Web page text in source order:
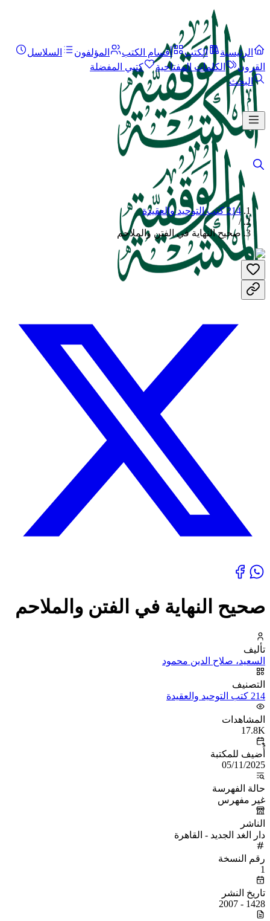
الرئيسية الكتب أقسام الكتب المؤلفون
السلاسل
القرون
الكلمات المفتاحية
كتبي المفضلة
البحث
214 كتب التوحيد والعقيدة
/
صحيح النهاية في الفتن والملاحم
صحيح النهاية في الفتن والملاحم
تأليف
السعيد، صلاح الدين محمود
التصنيف
214 كتب التوحيد والعقيدة
المشاهدات
17.8K
أُضيف للمكتبة
05/11/2025
حالة الفهرسة
غير مفهرس
الناشر
دار الغد الجديد - القاهرة
رقم النسخة
1
تاريخ النشر
1428 - 2007